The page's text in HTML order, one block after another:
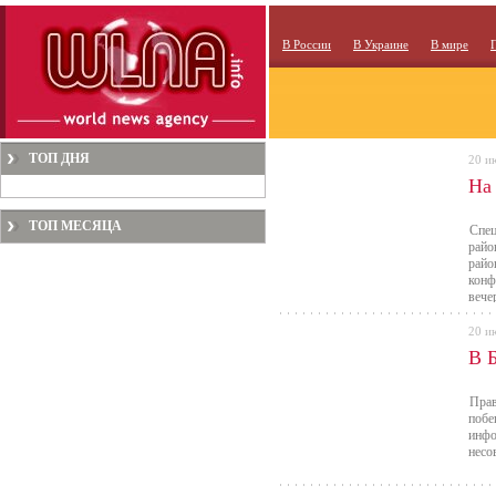
В России В Украине В мире
ТОП ДНЯ
ТОП МЕСЯЦА
На
20
В
20